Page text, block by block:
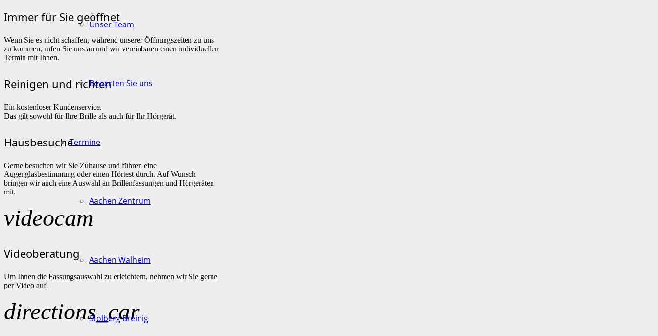
Unser Team
Bewerten Sie uns
Termine
Aachen Zentrum
Aachen Walheim
Stolberg Breinig
Immer für Sie geöffnet
Wenn Sie es nicht schaffen, während unserer Öffnungszeiten zu uns
zu kommen, rufen Sie uns an und wir vereinbaren einen individuellen
Termin mit Ihnen.
Reinigen und richten
Ein kostenloser Kundenservice.
Das gilt sowohl für Ihre Brille als auch für Ihr Hörgerät.
Hausbesuche
Gerne besuchen wir Sie Zuhause und führen eine
Augenglasbestimmung oder einen Hörtest durch. Auf Wunsch
bringen wir auch eine Auswahl an Brillenfassungen und Hörgeräten
mit.
videocam
Videoberatung
Um Ihnen die Fassungsauswahl zu erleichtern, nehmen wir Sie gerne
per Video auf.
directions_car